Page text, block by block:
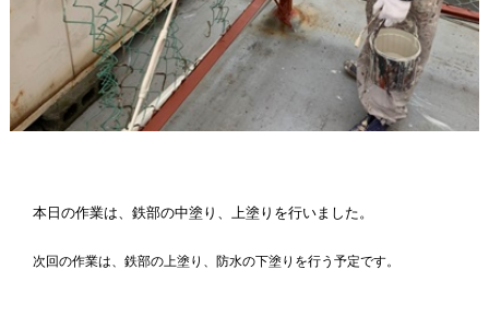
本日の作業は、鉄部の中塗り、上塗りを行いました。
次回の作業は、鉄部の上塗り、防水の下塗りを行う予定です。